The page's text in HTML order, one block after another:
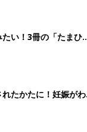
験談】